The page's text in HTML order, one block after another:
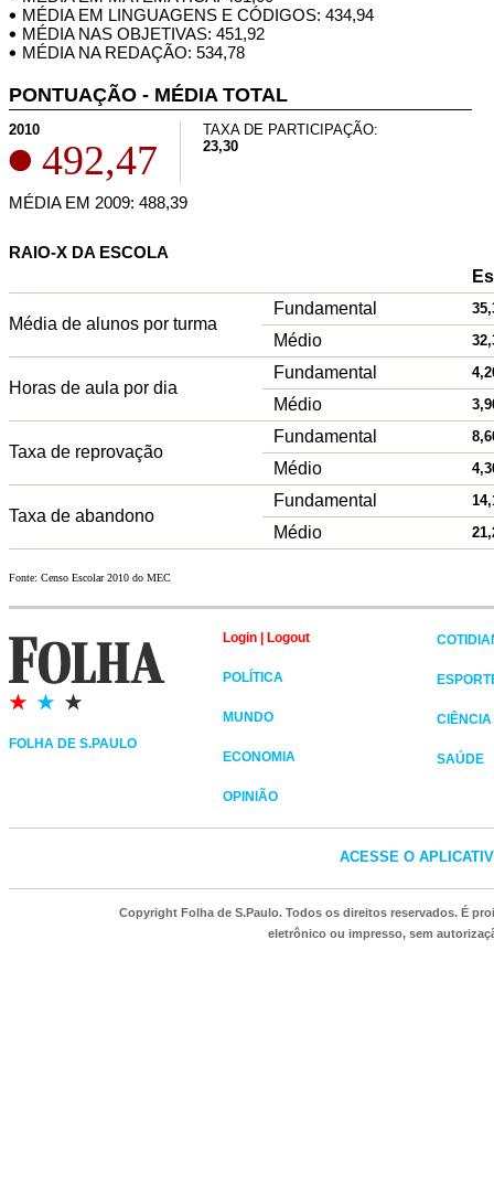
MÉDIA EM LINGUAGENS E CÓDIGOS: 434,94
MÉDIA NAS OBJETIVAS: 451,92
MÉDIA NA REDAÇÃO: 534,78
PONTUAÇÃO - MÉDIA TOTAL
2010
492,47
TAXA DE PARTICIPAÇÃO:
23,30
MÉDIA EM 2009: 488,39
RAIO-X DA ESCOLA
Média de alunos por turma
Fundamental
Médio
Horas de aula por dia
Fundamental
Médio
Taxa de reprovação
Fundamental
Médio
Taxa de abandono
Fundamental
Médio
Fonte: Censo Escolar 2010 do MEC
FOLHA DE S.PAULO
Login Logout
POLÍTICA
MUNDO
ECONOMIA
OPINIÃO
CIÊNCIA
SAÚDE
ACESSE O
Copyright Folha de S.Paulo. Todos os direitos reservados. É
eletrônico ou impresso, sem